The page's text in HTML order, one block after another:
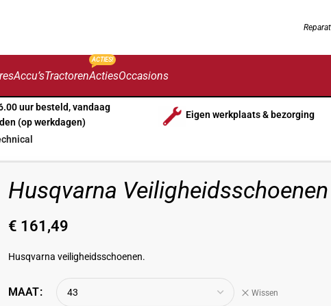
Accu’sTractorenActies
ACTIES!
Occasions
uur besteld, vandaag
(op werkdagen)
Eigen werkplaats & bezorging
Husqvarna
€ 161,49
Husqvarna veiligheidsschoenen.
MAAT Wissen